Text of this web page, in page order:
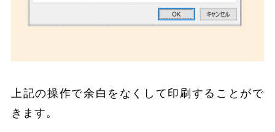
上記の操作で余白をなくして印刷することがで
きます。